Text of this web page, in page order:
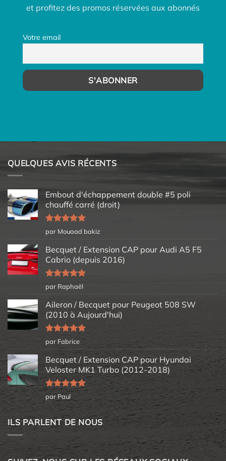
et profitez des promos réservées aux abonnés
Votre email
QUELQUES AVIS RÉCENTS
Embout d'échappement double #5 poli
chauffé carré (droit)
Note5sur
5
par Mouaad bakiz
Becquet / Extension CAP pour Audi A5 F5
Cabrio (depuis 2016)
Note5sur
5
par Raphaël
Aileron / Becquet pour Peugeot 508 SW
(2010 à Aujourd'hui)
Note5sur
5
par Fabrice
Becquet / Extension CAP pour Hyundai
Veloster MK1 Turbo (2012-2018)
Note5sur
5
par Paul
ILS PARLENT DE NOUS